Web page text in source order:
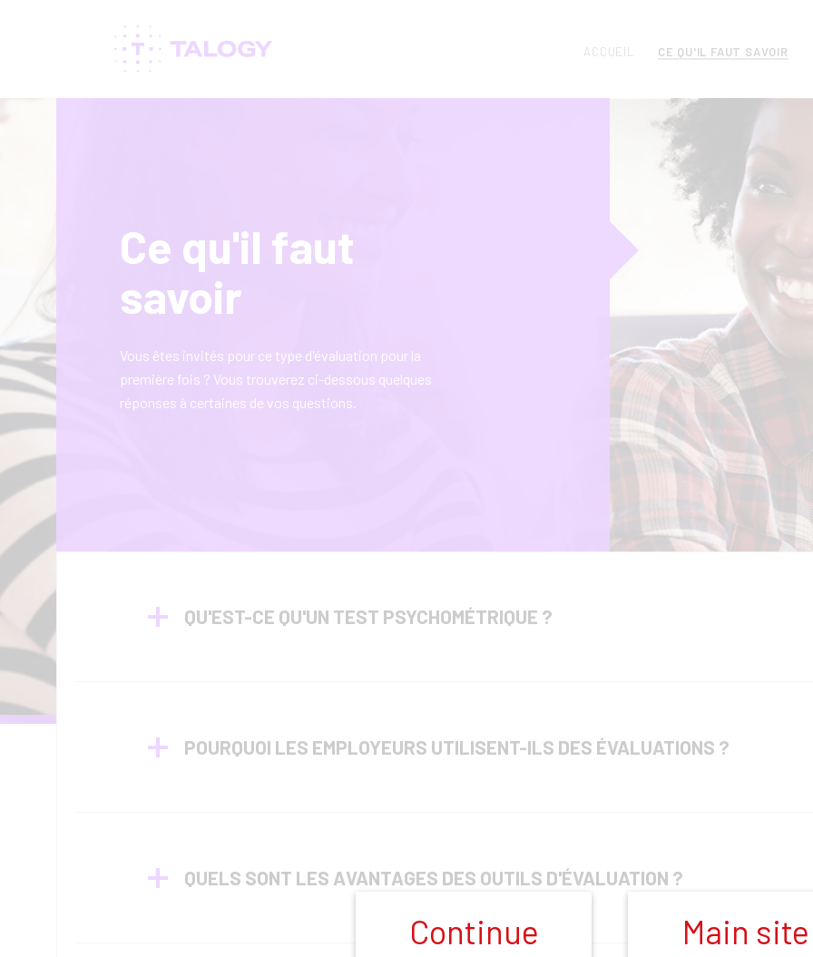
ACCUEIL CE QU'IL FAUT SAVOIR
Ce qu'il faut
savoir
Vous êtes invités pour ce type d'évaluation pour la
première fois ? Vous trouverez ci-dessous quelques
réponses à certaines de vos questions.
QU'EST-CE QU'UN TEST PSYCHOMÉTRIQUE ?
POURQUOI LES EMPLOYEURS UTILISENT-ILS DES ÉVALUATIONS ?
QUELS SONT LES AVANTAGES DES OUTILS D'ÉVALUATION ?
Continue Main site